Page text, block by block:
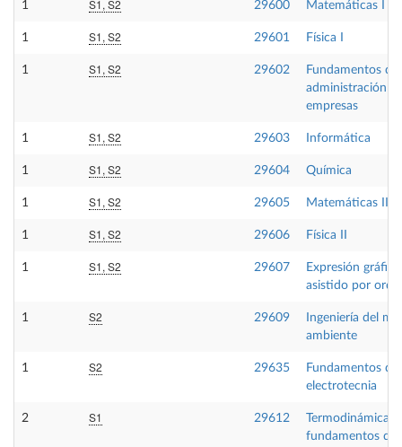
1 S1, S2 29600 Matemáticas I
1 S1, S2 29601 Física I
1 S1, S2 29602
Fundamentos de
administración
empresas
1 S1, S2 29603 Informática
1 S1, S2 29604 Química
1 S1, S2 29605 Matemáticas II
1 S1, S2 29606 Física II
1 S1, S2 29607
Expresión
asistido por
1 S2 29609
Ingeniería del
ambiente
1 S2 29635
Fundamentos de
electrotecnia
2 S1 29612
Termodinámica
fundamentos de